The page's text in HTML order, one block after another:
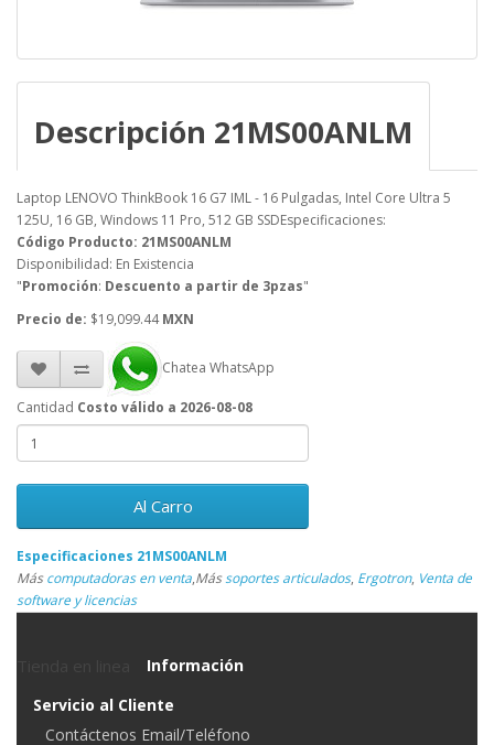
Descripción 21MS00ANLM
Laptop LENOVO ThinkBook 16 G7 IML - 16 Pulgadas, Intel Core Ultra 5
125U, 16 GB, Windows 11 Pro, 512 GB SSDEspecificaciones:
Código Producto: 21MS00ANLM
Disponibilidad: En Existencia
"Promoción: Descuento a partir de 3pzas"
Precio de: $19,099.44MXN
Chatea WhatsApp
Cantidad Costo válido a 2026-08-08
Al Carro
Especificaciones 21MS00ANLM
Máscomputadoras en venta,Mássoportes articulados, Ergotron, Venta de
software y licencias
Información
Servicio al Cliente
Contáctenos Email/Teléfono